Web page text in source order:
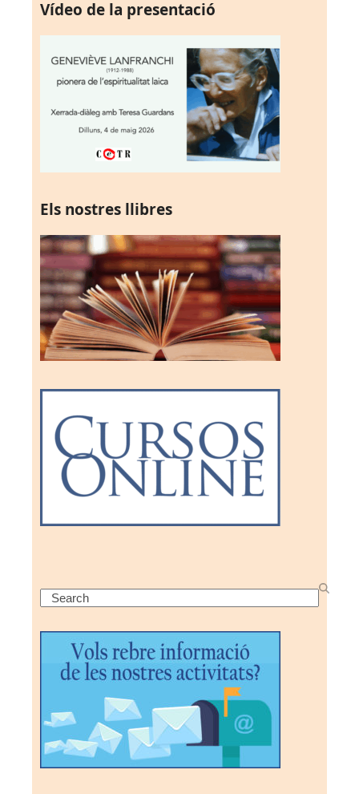
Vídeo de la presentació
Els nostres llibres
Search